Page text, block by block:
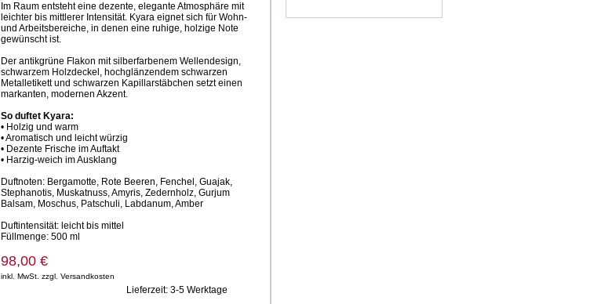
Im Raum entsteht eine dezente, elegante Atmosphäre mit
leichter bis mittlerer Intensität. Kyara eignet sich für Wohn-
und Arbeitsbereiche, in denen eine ruhige, holzige Note
gewünscht ist.
Der antikgrüne Flakon mit silberfarbenem Wellendesign,
schwarzem Holzdeckel, hochglänzendem schwarzen
Metalletikett und schwarzen Kapillarstäbchen setzt einen
markanten, modernen Akzent.
So duftet Kyara:
• Holzig und warm
• Aromatisch und leicht würzig
• Dezente Frische im Auftakt
• Harzig-weich im Ausklang
Duftnoten: Bergamotte, Rote Beeren, Fenchel, Guajak,
Stephanotis, Muskatnuss, Amyris, Zedernholz, Gurjum
Balsam, Moschus, Patschuli, Labdanum, Amber
Duftintensität: leicht bis mittel
Füllmenge: 500 ml
98,00 €
inkl. MwSt. zzgl. Versandkosten
Lieferzeit: 3-5 Werktage